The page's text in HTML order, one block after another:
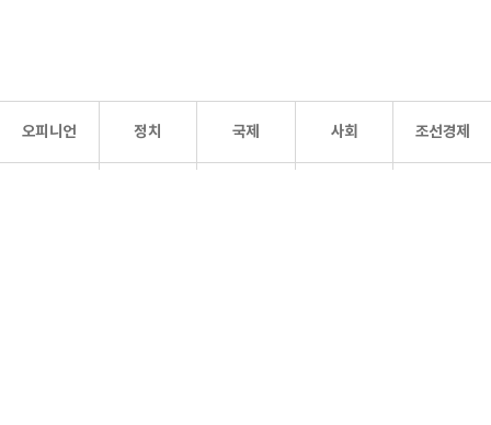
오피니언 정치 국제 사회 조선경제